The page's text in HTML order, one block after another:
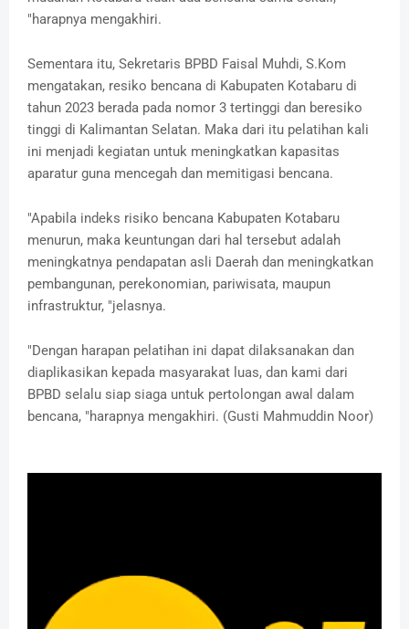
"harapnya mengakhiri.
Sementara itu, Sekretaris BPBD Faisal Muhdi, S.Kom
mengatakan, resiko bencana di Kabupaten Kotabaru di
tahun 2023 berada pada nomor 3 tertinggi dan beresiko
tinggi di Kalimantan Selatan. Maka dari itu pelatihan kali
ini menjadi kegiatan untuk meningkatkan kapasitas
aparatur guna mencegah dan memitigasi bencana.
"Apabila indeks risiko bencana Kabupaten Kotabaru
menurun, maka keuntungan dari hal tersebut adalah
meningkatnya pendapatan asli Daerah dan meningkatkan
pembangunan, perekonomian, pariwisata, maupun
infrastruktur, "jelasnya.
"Dengan harapan pelatihan ini dapat dilaksanakan dan
diaplikasikan kepada masyarakat luas, dan kami dari
BPBD selalu siap siaga untuk pertolongan awal dalam
bencana, "harapnya mengakhiri. (Gusti Mahmuddin Noor)